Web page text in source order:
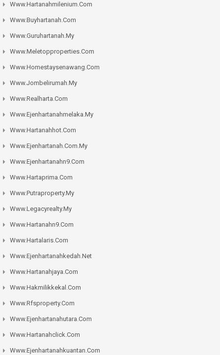
Www.hartanahmilenium.com
Www.buyhartanah.com
Www.guruhartanah.my
Www.meletopproperties.com
Www.homestaysenawang.com
Www.jombelirumah.my
Www.realharta.com
Www.ejenhartanahmelaka.my
Www.hartanahhot.com
Www.ejenhartanah.com.my
Www.ejenhartanahn9.com
Www.hartaprima.com
Www.putraproperty.my
Www.legacyrealty.my
Www.hartanahn9.com
Www.hartalaris.com
Www.ejenhartanahkedah.net
Www.hartanahjaya.com
Www.hakmilikkekal.com
Www.rfsproperty.com
Www.ejenhartanahutara.com
Www.hartanahclick.com
Www.ejenhartanahkuantan.com